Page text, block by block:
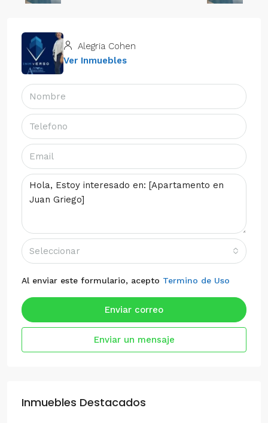
Alegria Cohen
Ver Inmuebles
Seleccionar
Al enviar este formulario, acepto Termino de Uso
Enviar correo
Enviar un mensaje
Inmuebles Destacados